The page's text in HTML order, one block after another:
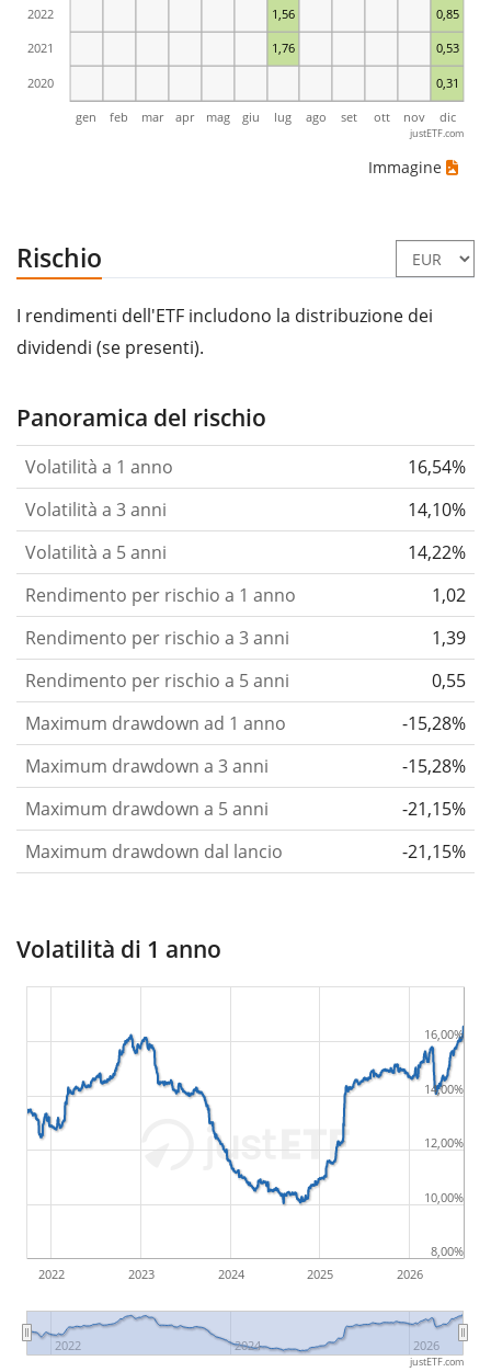
0,31
1,76 0,53
1,56 0,85
gen feb mar apr mag giu lug ago set ott nov dic
2020
2021
2022
justETF.com
Immagine
Rischio
I rendimenti dell'ETF includono la distribuzione dei
dividendi (se presenti).
Panoramica del rischio
Volatilità a 1 anno
16,54%
Volatilità a 3 anni
14,10%
Volatilità a 5 anni
14,22%
Rendimento per rischio a 1 anno
1,02
Rendimento per rischio a 3 anni
1,39
Rendimento per rischio a 5 anni
0,55
Maximum drawdown ad 1 anno
-15,28%
Maximum drawdown a 3 anni
-15,28%
Maximum drawdown a 5 anni
-21,15%
Maximum drawdown dal lancio
-21,15%
Volatilità di 1 anno
2022 2023 2024 2025 2026
2022 2024 2026
8,00%
10,00%
12,00%
14,00%
16,00%
justETF.com